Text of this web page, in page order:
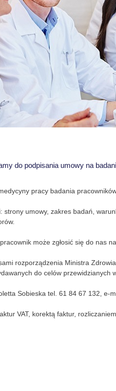
do podpisania umowy na
pracy badania
umowy, zakres badań,
może zgłosić się do nas
rozporządzenia Ministra
do celów przewidzianych
Sobieska tel. 61 84 67 132, e-
VAT, korektą faktur,